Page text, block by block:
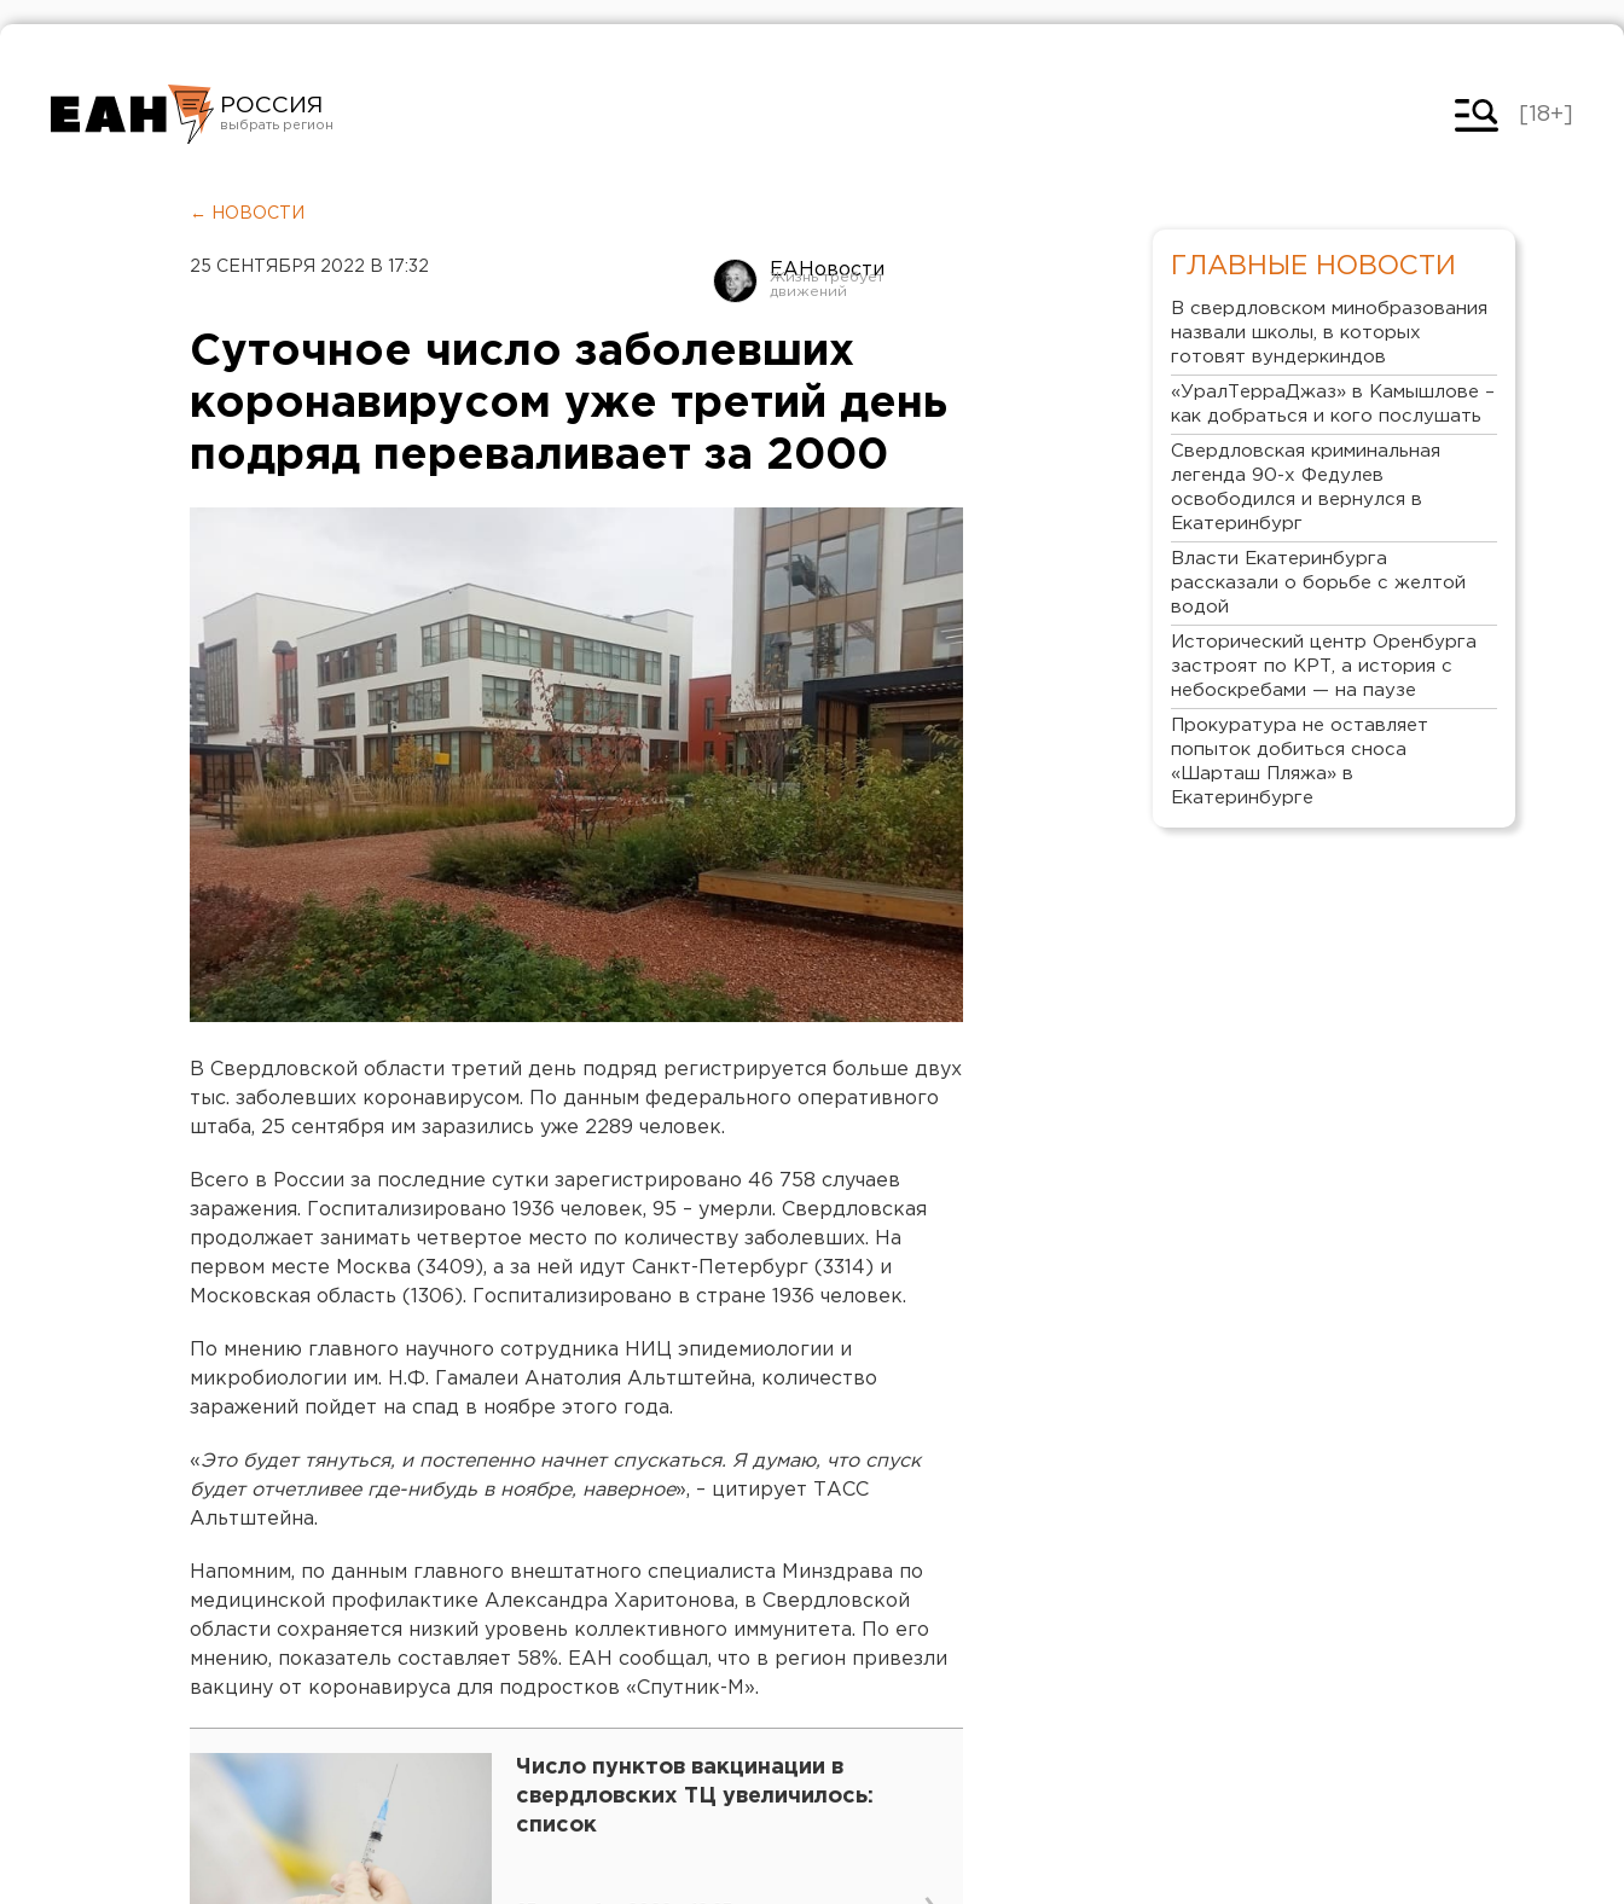
РОССИЯ
Челябинск
[18+]
← НОВОСТИ
25 СЕНТЯБРЯ 2022 В 17:32 ЕАНовости
Суточное число заболевших
коронавирусом уже третий день
подряд переваливает за 2000
В Свердловской области третий день подряд регистрируется больше двух
тыс. заболевших коронавирусом. По данным федерального оперативного
штаба, 25 сентября им заразились уже 2289 человек.
Всего в России за последние сутки зарегистрировано 46 758 случаев
заражения. Госпитализировано 1936 человек, 95 – умерли. Свердловская
продолжает занимать четвертое место по количеству заболевших. На
первом месте Москва (3409), а за ней идут Санкт-Петербург (3314) и
Московская область (1306). Госпитализировано в стране 1936 человек.
По мнению главного научного сотрудника НИЦ эпидемиологии и
микробиологии им. Н.Ф. Гамалеи Анатолия Альтштейна, количество
заражений пойдет на спад в ноябре этого года.
«Это будет тянуться, и постепенно начнет спускаться. Я думаю, что спуск
будет отчетливее где-нибудь в ноябре, наверное», – цитирует ТАСС
Альтштейна.
Напомним, по данным главного внештатного специалиста Минздрава по
медицинской профилактике Александра Харитонова, в Свердловской
области сохраняется низкий уровень коллективного иммунитета. По его
мнению, показатель составляет 58%. ЕАН сообщал, что в регион привезли
вакцину от коронавируса для подростков «Спутник-М».
Число пунктов вакцинации в
свердловских ТЦ увеличилось:
список
ГЛАВНЫЕ НОВОСТИ
В свердловском минобразования
назвали школы, в которых
готовят вундеркиндов
«УралТерраДжаз» в Камышлове –
как добраться и кого послушать
Свердловская криминальная
легенда 90-х Федулев
освободился и вернулся в
Екатеринбург
Власти Екатеринбурга
рассказали о борьбе с желтой
водой
Исторический центр Оренбурга
застроят по КРТ, а история с
небоскребами — на паузе
Прокуратура не оставляет
попыток добиться сноса
«Шарташ Пляжа» в
Екатеринбурге